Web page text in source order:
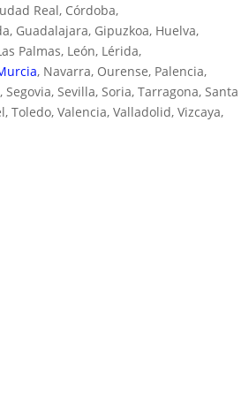
Real, Córdoba,
Guadalajara, Gipuzkoa, Huelva,
Palmas, León, Lérida,
, Navarra, Ourense, Palencia,
Sevilla, Soria, Tarragona, Santa
Toledo, Valencia, Valladolid, Vizcaya,